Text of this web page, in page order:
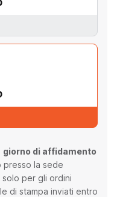
giorno di affidamento
presso la sede
solo per gli ordini
di stampa inviati entro